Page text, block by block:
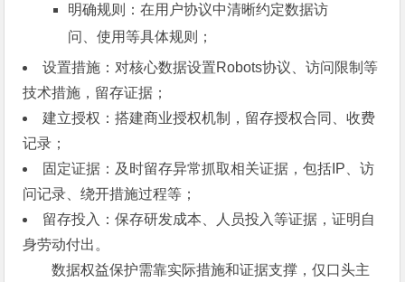
明确规则：在用户协议中清晰约定数据访
问、使用等具体规则；
设置措施：对核心数据设置Robots协议、访问限制等
技术措施，留存证据；
建立授权：搭建商业授权机制，留存授权合同、收费
记录；
固定证据：及时留存异常抓取相关证据，包括IP、访
问记录、绕开措施过程等；
留存投入：保存研发成本、人员投入等证据，证明自
身劳动付出。
数据权益保护需靠实际措施和证据支撑，仅口头主